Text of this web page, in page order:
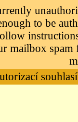
to be
mailbox